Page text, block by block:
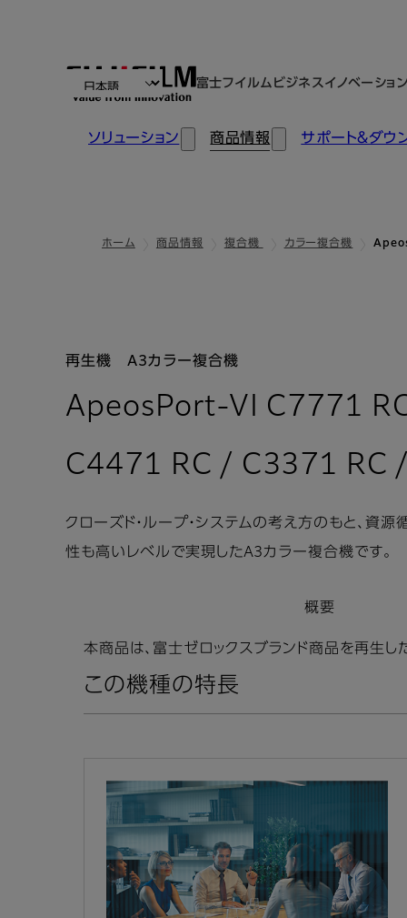
富士フイルムビジネスイノベーショ
ソリューション 商品情報 サポート＆ダウ
ホーム 商品情報 複合機 カラー複合機
再生機 A3カラー複合機
ApeosPort-VI C7771
C4471 RC / C3371 RC
クローズド・ループ・システムの考え方のもと、資
性も高いレベルで実現したA3カラー複合機です。
概要
本商品は、富士ゼロックスブランド商品を再生
この機種の特長